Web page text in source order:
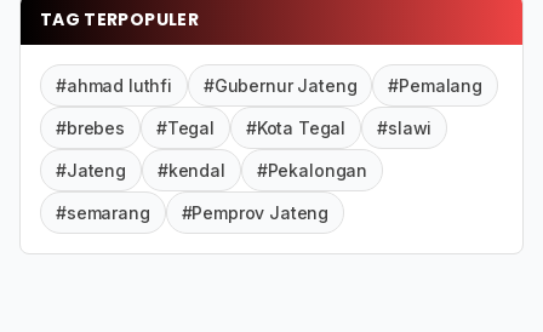
TAG TERPOPULER
#ahmad luthfi #Gubernur Jateng #Pemalang
#brebes #Tegal #Kota Tegal #slawi
#Jateng #kendal #Pekalongan
#semarang #Pemprov Jateng